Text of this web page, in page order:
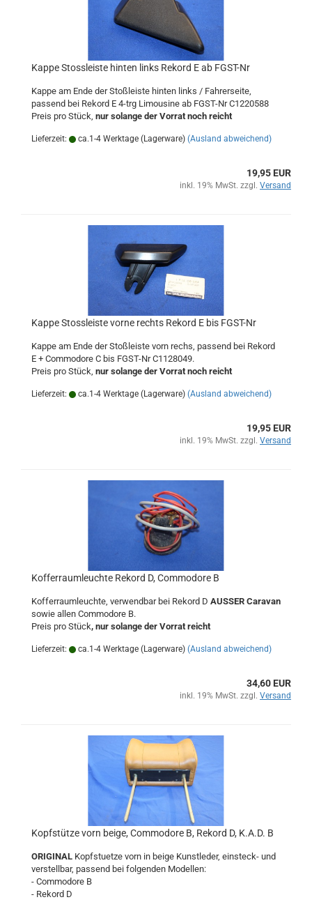
Kappe Stossleiste hinten links Rekord E ab FGST-Nr
Kappe am Ende der Stoßleiste hinten links / Fahrerseite,
passend bei Rekord E 4-trg Limousine ab FGST-Nr C1220588
Preis pro Stück, nur solange der Vorrat noch reicht
Lieferzeit: ca.1-4 Werktage (Lagerware) (Ausland abweichend)
19,95 EUR
inkl. 19% MwSt. zzgl. Versand
Kappe Stossleiste vorne rechts Rekord E bis FGST-Nr
Kappe am Ende der Stoßleiste vorn rechs, passend bei Rekord
E + Commodore C bis FGST-Nr C1128049.
Preis pro Stück, nur solange der Vorrat noch reicht
Lieferzeit: ca.1-4 Werktage (Lagerware) (Ausland abweichend)
19,95 EUR
inkl. 19% MwSt. zzgl. Versand
Kofferraumleuchte Rekord D, Commodore B
Kofferraumleuchte, verwendbar bei Rekord D AUSSER Caravan
sowie allen Commodore B.
Preis pro Stück, nur solange der Vorrat reicht
Lieferzeit: ca.1-4 Werktage (Lagerware) (Ausland abweichend)
34,60 EUR
inkl. 19% MwSt. zzgl. Versand
Kopfstütze vorn beige, Commodore B, Rekord D, K.A.D. B
ORIGINAL Kopfstuetze vorn in beige Kunstleder, einsteck- und
verstellbar, passend bei folgenden Modellen:
- Commodore B
- Rekord D